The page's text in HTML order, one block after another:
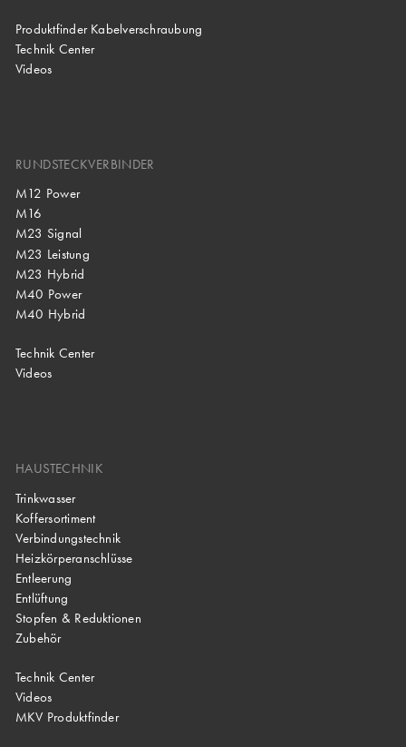
Produktfinder Kabelverschraubung
Technik Center
Videos
RUNDSTECKVERBINDER
M12 Power
M16
M23 Signal
M23 Leistung
M23 Hybrid
M40 Power
M40 Hybrid
Technik Center
Videos
HAUSTECHNIK
Trinkwasser
Koffersortiment
Verbindungstechnik
Heizkörperanschlüsse
Entleerung
Entlüftung
Stopfen & Reduktionen
Zubehör
Technik Center
Videos
MKV Produktfinder